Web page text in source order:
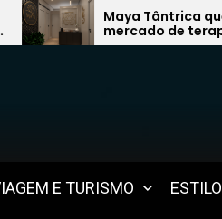
quer liderar
de terapias com modelo
E TURISMO ESTILO